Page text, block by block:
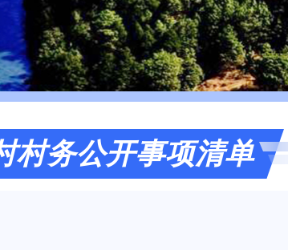
村务公开事项清单